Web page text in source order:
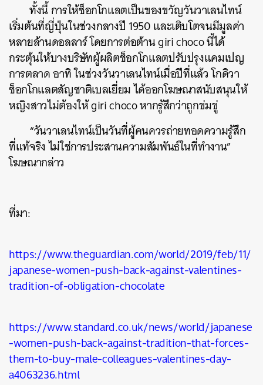
ทั้งนี้ การให้ช็อกโกแลตเป็นของขวัญวันวาเลนไทน์
เริ่มต้นที่ญี่ปุ่นในช่วงกลางปี ​​1950 และเติบโตจนมีมูลค่า
หลายล้านดอลลาร์ โดยการต่อต้าน giri choco นี้ได้
กระตุ้นให้บางบริษัทผู้ผลิตช็อกโกแลตปรับปรุงแคมเปญ
การตลาด อาทิ ในช่วงวันวาเลนไทน์เมื่อปีที่แล้ว โกดิวา
ช็อกโกแลตสัญชาติเบลเยี่ยม ได้ออกโฆษณาสนับสนุนให้
หญิงสาวไม่ต้องให้ giri choco หากรู้สึกว่าถูกข่มขู่
“วันวาเลนไทน์เป็นวันที่ผู้คนควรถ่ายทอดความรู้สึก
ที่แท้จริง ไม่ใช่การประสานความสัมพันธ์ในที่ทำงาน”
โฆษณากล่าว
ที่มา:
https://www.theguardian.com/world/2019/feb/11/
japanese-women-push-back-against-valentines-
tradition-of-obligation-chocolate
https://www.standard.co.uk/news/world/japanese
-women-push-back-against-tradition-that-forces-
them-to-buy-male-colleagues-valentines-day-
a4063236.html
ค้นหา
SHARE TWEET LINE EMAIL